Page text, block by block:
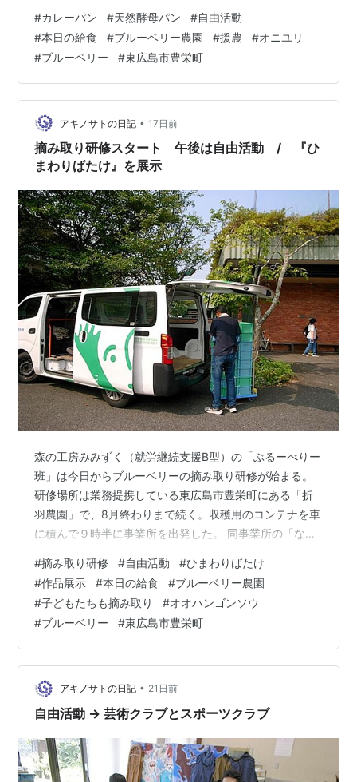
やズッキーニなどの野菜を散りばめてオーブンへ。油で
揚げない焼きカレーパンなので油分が少なくヘルシー。
森の工房みみずく（生活介護）は午後から自由活動。 前
半はストレッチ。 ①足をグッと持ち上げて股関節を伸ば
す。 ②腕をグイーッとあげて背筋を伸ばす。 ③起立し
てカカシのポーズ。 ④続いてヨガ…
#カレーパン #天然酵母パン #自由活動
#本日の給食 #ブルーベリー農園 #援農 #オニユリ
#ブルーベリー #東広島市豊栄町
アキノサトの日記 • 17日前
摘み取り研修スタート 午後は自由活動 / 『ひ
まわりばたけ』を展示
森の工房みみずく（就労継続支援B型）の「ぶるーべりー
班」は今日からブルーベリーの摘み取り研修が始まる。
研修場所は業務提携している東広島市豊栄町にある「折
羽農園」で、8月終わりまで続く。収穫用のコンテナを車
に積んで９時半に事業所を出発した。 同事業所の「なつ
『私がビーバーになる時』と、 卓球を楽しんだ。 森の工
房やの（生活介護）は前回作った作品を海開きする。 海
の家や、 ヤシの木、 イルカなどの魚を作っていく。賑や
かになりそうだ。 森の工房みみずくが7月16日の創作活
動で作った「ひまわりばたけ」が掲示板に展示された。
本日の給食。塩だれカツ丼、赤…
#摘み取り研修 #自由活動 #ひまわりばたけ
#作品展示 #本日の給食 #ブルーベリー農園
#子どもたちも摘み取り #オオハンゴンソウ
#ブルーベリー #東広島市豊栄町
アキノサトの日記 • 21日前
自由活動 → 芸術クラブとスポーツクラブ